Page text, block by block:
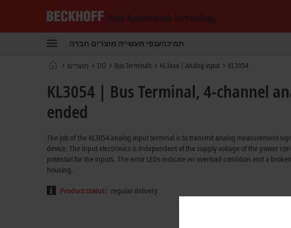
New
Technology
ענפי תעשייה
דף
מוצרים I/O Bus Terminals KL3xxx | Analog input KL3054
KL3054 | Bus Terminal, 4-channel
ended
The job of the KL3054 analog input terminal is to transmit analog measurement
device. The input electronics is independent of the supply voltage of the power
potential for the inputs. The error LEDs indicate an overload condition and a
housing.
Product status: regular delivery